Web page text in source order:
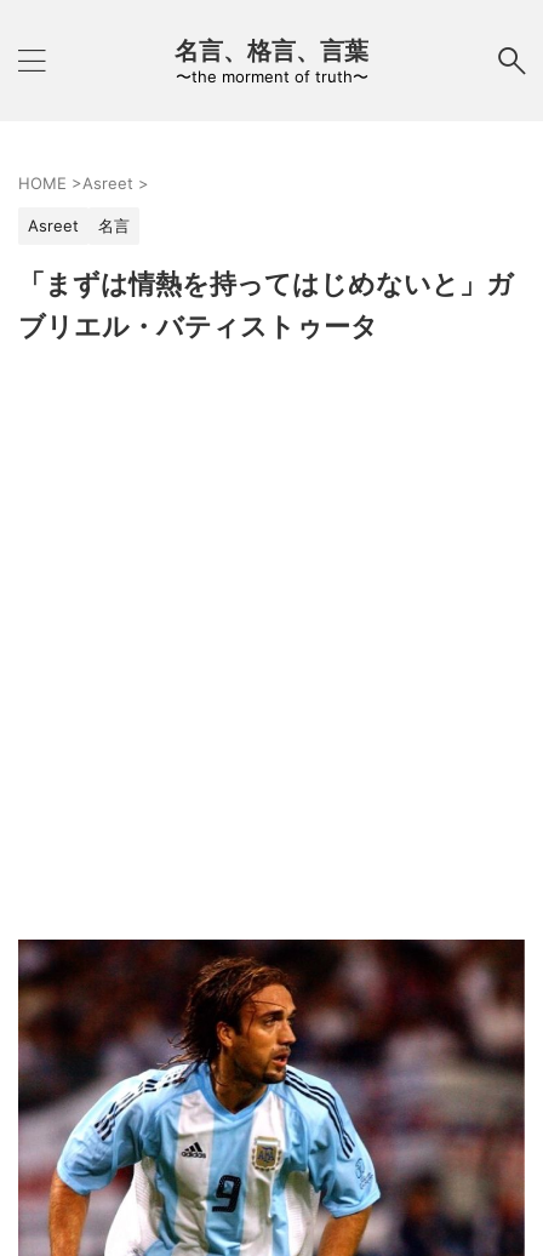
名言、格言、言葉
〜the morment of truth〜
HOME >Asreet >
Asreet 名言
「まずは情熱を持ってはじめないと」ガ
ブリエル・バティストゥータ